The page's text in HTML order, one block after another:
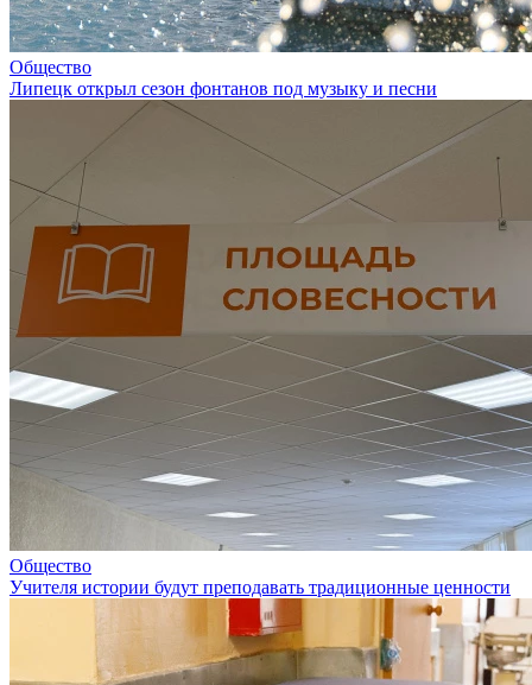
Общество
Липецк открыл сезон фонтанов под музыку и песни
Общество
Учителя истории будут преподавать традиционные ценности